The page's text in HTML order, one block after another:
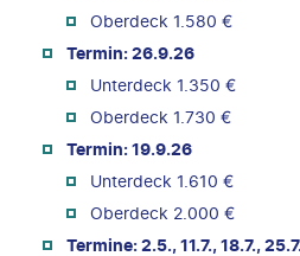
Oberdeck 1.580 €
Termin: 26.9.26
Unterdeck 1.350 €
Oberdeck 1.730 €
Termin: 19.9.26
Unterdeck 1.610 €
Oberdeck 2.000 €
Termine: 2.5., 11.7., 18.7.,